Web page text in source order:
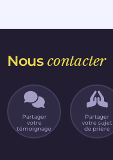
Nouscontacter
Partager
votre
témoignage
Partager
votre sujet
de prière